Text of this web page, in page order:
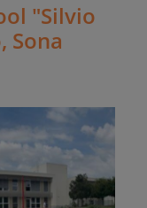
"Silvio
Sona